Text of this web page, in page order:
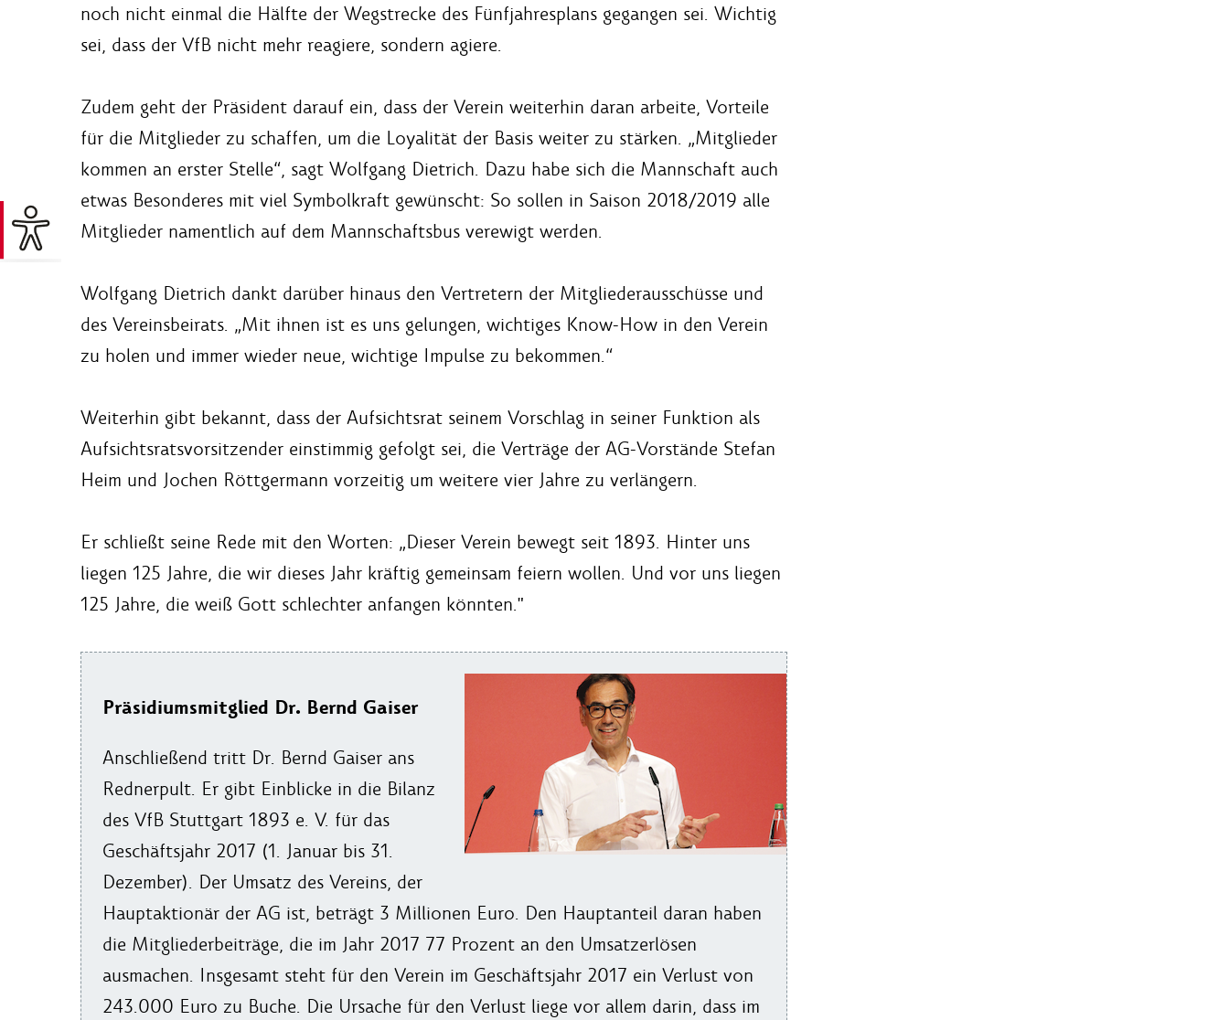
noch nicht einmal die Hälfte der Wegstrecke des Fünfjahresplans gegangen sei. Wichtig
sei, dass der VfB nicht mehr reagiere, sondern agiere.
Zudem geht der Präsident darauf ein, dass der Verein weiterhin daran arbeite, Vorteile
für die Mitglieder zu schaffen, um die Loyalität der Basis weiter zu stärken. „Mitglieder
kommen an erster Stelle“, sagt Wolfgang Dietrich. Dazu habe sich die Mannschaft auch
etwas Besonderes mit viel Symbolkraft gewünscht: So sollen in Saison 2018/2019 alle
Mitglieder namentlich auf dem Mannschaftsbus verewigt werden.
Wolfgang Dietrich dankt darüber hinaus den Vertretern der Mitgliederausschüsse und
des Vereinsbeirats. „Mit ihnen ist es uns gelungen, wichtiges Know-How in den Verein
zu holen und immer wieder neue, wichtige Impulse zu bekommen.“
Weiterhin gibt bekannt, dass der Aufsichtsrat seinem Vorschlag in seiner Funktion als
Aufsichtsratsvorsitzender einstimmig gefolgt sei, die Verträge der AG-Vorstände Stefan
Heim und Jochen Röttgermann vorzeitig um weitere vier Jahre zu verlängern.
Er schließt seine Rede mit den Worten: „Dieser Verein bewegt seit 1893. Hinter uns
liegen 125 Jahre, die wir dieses Jahr kräftig gemeinsam feiern wollen. Und vor uns liegen
125 Jahre, die weiß Gott schlechter anfangen könnten."
Präsidiumsmitglied Dr. Bernd Gaiser
Anschließend tritt Dr. Bernd Gaiser ans
Rednerpult. Er gibt Einblicke in die Bilanz
des VfB Stuttgart 1893 e. V. für das
Geschäftsjahr 2017 (1. Januar bis 31.
Dezember). Der Umsatz des Vereins, der
Hauptaktionär der AG ist, beträgt 3 Millionen Euro. Den Hauptanteil daran haben
die Mitgliederbeiträge, die im Jahr 2017 77 Prozent an den Umsatzerlösen
ausmachen. Insgesamt steht für den Verein im Geschäftsjahr 2017 ein Verlust von
243.000 Euro zu Buche. Die Ursache für den Verlust liege vor allem darin, dass im